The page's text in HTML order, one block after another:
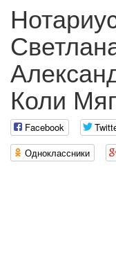
Коли
Facebook
Одноклассники